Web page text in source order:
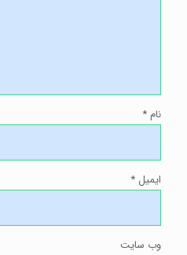
نام *
ایمیل *
وب‌ سایت